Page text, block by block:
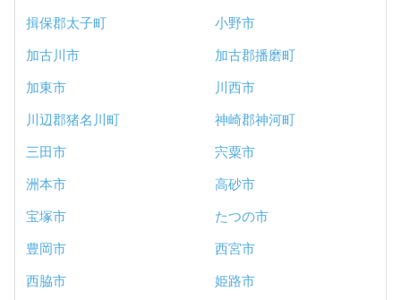
揖保郡太子町
小野市
加古川市
加古郡播磨町
加東市
川西市
川辺郡猪名川町
神崎郡神河町
三田市
宍粟市
洲本市
高砂市
宝塚市
たつの市
豊岡市
西宮市
西脇市
姫路市